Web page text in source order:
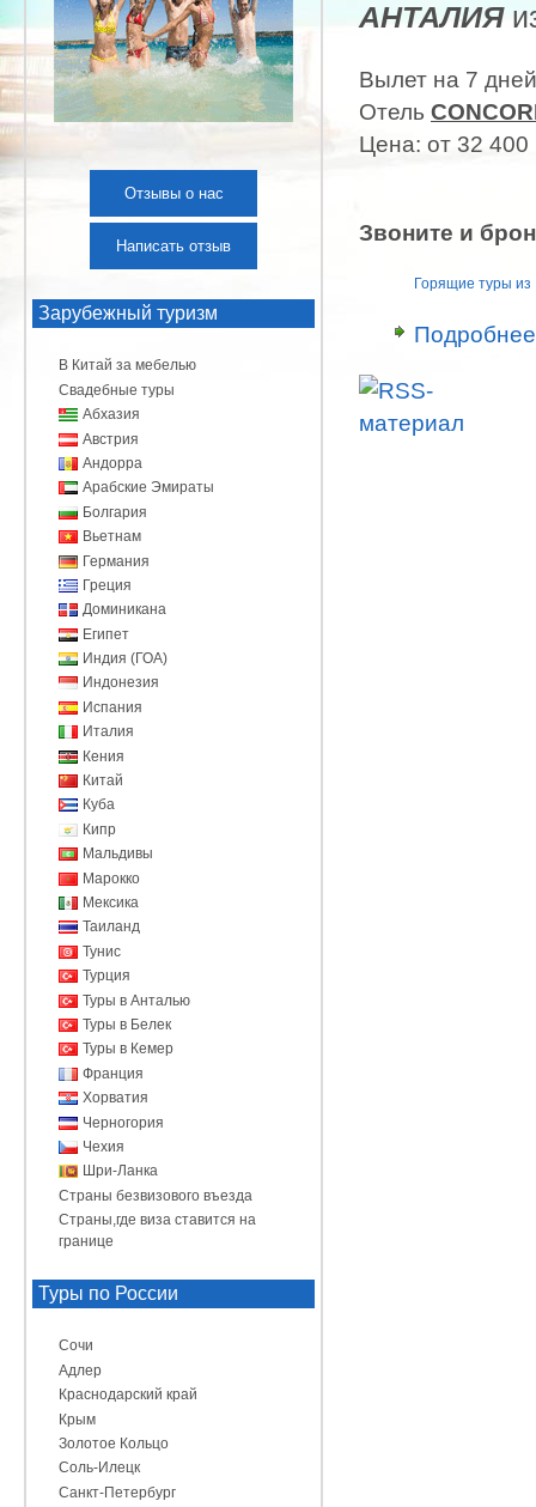
АНТАЛИЯ
Вылет на 7
Отель
Цена: от 32 400
Звоните и
Горящие туры из
Подробнее
Отзывы о нас
Написать отзыв
Зарубежный туризм
В Китай за мебелью
Свадебные туры
Абхазия
Австрия
Андорра
Арабские Эмираты
Болгария
Вьетнам
Германия
Греция
Доминикана
Египет
Индия (ГОА)
Индонезия
Испания
Италия
Кения
Китай
Куба
Кипр
Мальдивы
Марокко
Мексика
Таиланд
Тунис
Турция
Туры в Анталью
Туры в Белек
Туры в Кемер
Франция
Хорватия
Черногория
Чехия
Шри-Ланка
Страны безвизового въезда
Страны,где виза ставится на
границе
Туры по России
Сочи
Адлер
Краснодарский край
Крым
Золотое Кольцо
Соль-Илецк
Санкт-Петербург